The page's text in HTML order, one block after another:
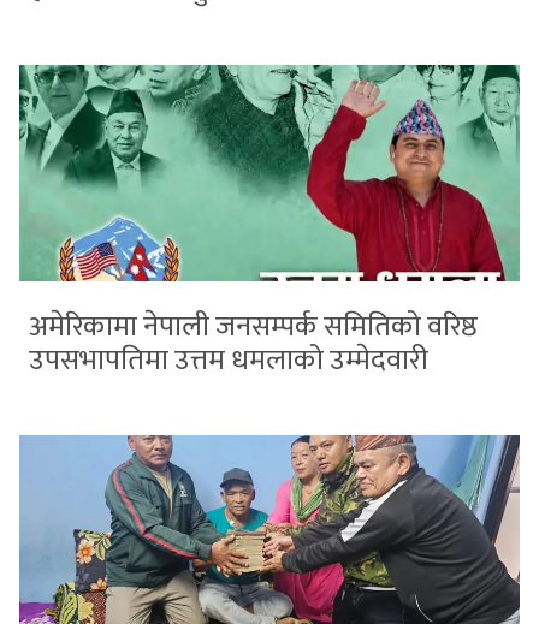
अमेरिकामा नेपाली जनसम्पर्क समितिको वरिष्ठ
उपसभापतिमा उत्तम धमलाको उम्मेदवारी